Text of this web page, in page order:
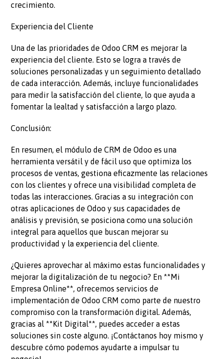
crecimiento.
Experiencia del Cliente
Una de las prioridades de Odoo CRM es mejorar la
experiencia del cliente. Esto se logra a través de
soluciones personalizadas y un seguimiento detallado
de cada interacción. Además, incluye funcionalidades
para medir la satisfacción del cliente, lo que ayuda a
fomentar la lealtad y satisfacción a largo plazo.
Conclusión:
En resumen, el módulo de CRM de Odoo es una
herramienta versátil y de fácil uso que optimiza los
procesos de ventas, gestiona eficazmente las relaciones
con los clientes y ofrece una visibilidad completa de
todas las interacciones. Gracias a su integración con
otras aplicaciones de Odoo y sus capacidades de
análisis y previsión, se posiciona como una solución
integral para aquellos que buscan mejorar su
productividad y la experiencia del cliente.
¿Quieres aprovechar al máximo estas funcionalidades y
mejorar la digitalización de tu negocio? En **Mi
Empresa Online**, ofrecemos servicios de
implementación de Odoo CRM como parte de nuestro
compromiso con la transformación digital. Además,
gracias al **Kit Digital**, puedes acceder a estas
soluciones sin coste alguno. ¡Contáctanos hoy mismo y
descubre cómo podemos ayudarte a impulsar tu